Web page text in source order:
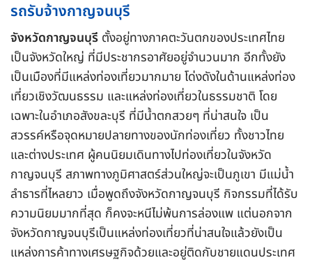
รถรับจ้างกาญจนบุรี
จังหวัดกาญจนบุรี ตั้งอยู่ทางภาคตะวันตกของประเทศไทย
เป็นจังหวัดใหญ่ ที่มีประชากรอาศัยอยู่จำนวนมาก อีกทั้งยัง
เป็นเมืองที่มีแหล่งท่องเที่ยวมากมาย โด่งดังในด้านแหล่งท่อง
เที่ยวเชิงวัฒนธรรม และแหล่งท่องเที่ยวในธรรมชาติ โดย
เฉพาะในอำเภอสังขละบุรี ที่มีน้ำตกสวยๆ ที่น่าสนใจ เป็น
สวรรค์หรือจุดหมายปลายทางของนักท่องเที่ยว ทั้งชาวไทย
และต่างประเทศ ผู้คนนิยมเดินทางไปท่องเที่ยวในจังหวัด
กาญจนบุรี สภาพทางภูมิศาสตร์ส่วนใหญ่จะเป็นภูเขา มีแม่น้ำ
ลำธารที่ไหลยาว เมื่อพูดถึงจังหวัดกาญจนบุรี กิจกรรมที่ได้รับ
ความนิยมมากที่สุด ก็คงจะหนีไม่พ้นการล่องแพ แต่นอกจาก
จังหวัดกาญจนบุรีเป็นแหล่งท่องเที่ยวที่น่าสนใจแล้วยังเป็น
แหล่งการค้าทางเศรษฐกิจด้วยและอยู่ติดกับชายแดนประเทศ